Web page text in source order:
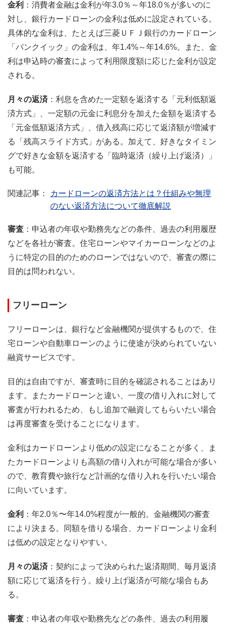
金利 ：消費者金融は金利が年3.0％～年18.0％が多いのに
対し、銀行カードローンの金利は低めに設定されている。
具体的な金利は、たとえば三菱ＵＦＪ銀行のカードローン
「バンクイック」の金利は、年1.4%～年14.6%。また、金
利は申込時の審査によって利用限度額に応じた金利が設定
される。
月々の返済 ：利息を含めた一定額を返済する「元利低額返
済方式」、一定額の元金に利息分を加えた金額を返済する
「元金低額返済方式」、借入残高に応じて返済額が増減す
る「残高スライド方式」がある。加えて、好きなタイミン
グで好きな金額を返済する「臨時返済（繰り上げ返済）」
も可能。
カードローンの返済方法とは？仕組みや無理
のない返済方法について徹底解説
審査 ：申込者の年収や勤務先などの条件、過去の利用履歴
などを各社が審査。住宅ローンやマイカーローンなどのよ
うに特定の目的のためのローンではないので、審査の際に
目的は問われない。
フリーローン
フリーローンは、銀行など金融機関が提供するもので、住
宅ローンや自動車ローンのように使途が決められていない
融資サービスです。
目的は自由ですが、審査時に目的を確認されることはあり
ます。またカードローンと違い、一度の借り入れに対して
審査が行われるため、もし追加で融資してもらいたい場合
は再度審査を受けることになります。
金利はカードローンより低めの設定になることが多く、ま
たカードローンよりも高額の借り入れが可能な場合が多い
ので、教育費や旅行など計画的な借り入れを行いたい場合
に向いています。
金利 ：年2.0％〜年14.0%程度が一般的。金融機関の審査
により決まる。同額を借りる場合、カードローンより金利
は低めの設定となりやすい。
月々の返済 ：契約によって決められた返済期間、毎月返済
額に応じて返済を行う。繰り上げ返済が可能な場合もあ
る。
審査 ：申込者の年収や勤務先などの条件、過去の利用履